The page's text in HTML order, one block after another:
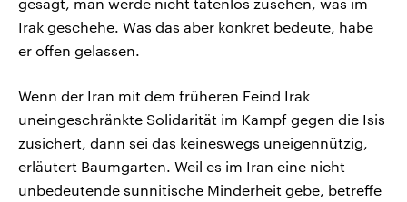
gesagt, man werde nicht tatenlos zusehen, was im
Irak geschehe. Was das aber konkret bedeute, habe
er offen gelassen.
Wenn der Iran mit dem früheren Feind Irak
uneingeschränkte Solidarität im Kampf gegen die Isis
zusichert, dann sei das keineswegs uneigennützig,
erläutert Baumgarten. Weil es im Iran eine nicht
unbedeutende sunnitische Minderheit gebe, betreffe